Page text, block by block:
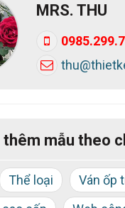
MRS. THU
mẫu theo
Thể loại Ván ốp